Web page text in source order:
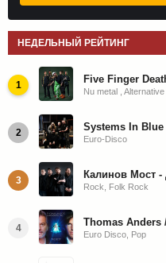
НЕДЕЛЬНЫЙ РЕЙТИНГ
1
Nu metal ,
2 Systems In Blue
Euro-Disco
3 Калинов Мост -
Rock, Folk Rock
4
Euro Disco, Pop